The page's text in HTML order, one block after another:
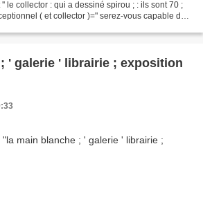
le collector : qui a dessiné spirou ; : ils sont 70 ;
( et collector )=" serez-vous capable de
' galerie ' librairie ; exposition